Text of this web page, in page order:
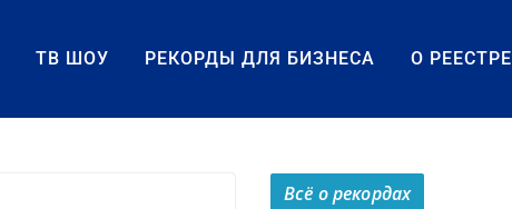
ТВ ШОУ РЕКОРДЫ ДЛЯ БИЗНЕСА О РЕЕСТРЕ
Всё о рекордах